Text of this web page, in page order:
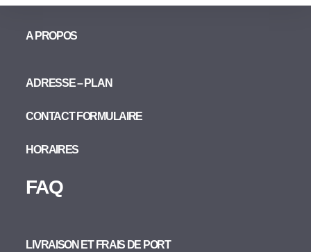
A PROPOS
ADRESSE – PLAN
CONTACT FORMULAIRE
HORAIRES
FAQ
LIVRAISON ET FRAIS DE PORT